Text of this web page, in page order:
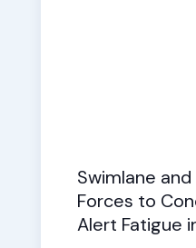
Swimlane
Forces to
Alert Fatigue